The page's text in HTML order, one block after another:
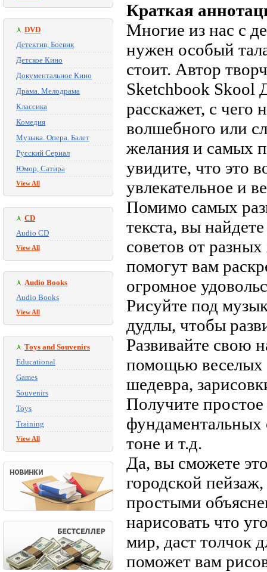
DVD
Детектив, Боевик
Детское Кино
Документальное Кино
Драма. Мелодрама
Классика
Комедия
Музыка. Опера. Балет
Русский Сериал
Юмор, Сатира
View All
CD
Audio CD
View All
Audio Books
Audio Books
View All
Toys and Souvenirs
Educational
Games
Souvenirs
Toys
Training
View All
Краткая
Многие из нас с
нужен особый
стоит. Автор
Sketchbook Skool
расскажет, с чего
волшебного или
желания и самых
увидите, что это
увлекательное и
Помимо самых
текста, вы
советов от
помогут вам
огромное
Рисуйте под
дудлы, чтобы
Развивайте свою
помощью веселых
шедевра,
Получите
фундаментальных
тоне и т.д.
Да, вы сможете
городской
простыми
нарисовать что
мир, даст толчок
поможет вам